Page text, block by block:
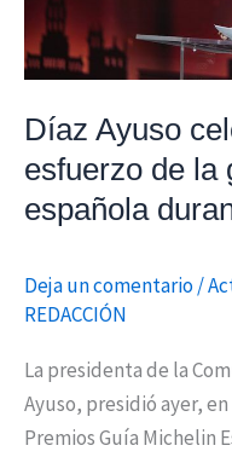
Díaz Ayuso
esfuerzo de la
española
Deja un comentario/
REDACCIÓN
La presidenta de la
Ayuso, presidió ayer, en
Premios Guía Michelin
de
la
española
durante
pandemia